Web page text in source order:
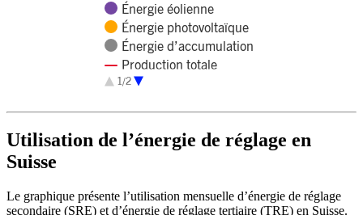
Énergie éolienne
Énergie photovoltaïque
Énergie d’accumulation
Production totale
Consommation nationale
1/2
End of interactive chart.
Utilisation de l’énergie de réglage en
Suisse
Le graphique présente l’utilisation mensuelle d’énergie de réglage
secondaire (SRE) et d’énergie de réglage tertiaire (TRE) en Suisse.